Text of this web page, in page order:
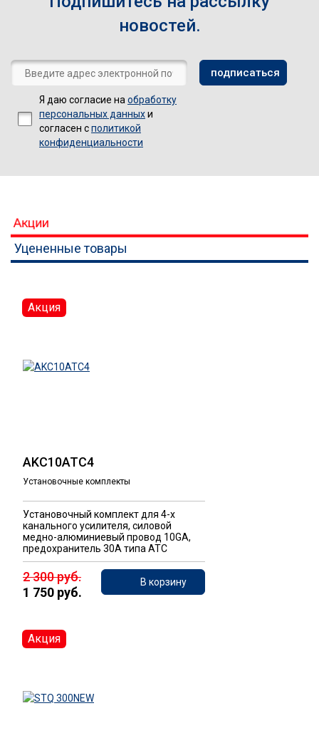
новостей.
Я даю согласие на обработку
персональных данныхи
согласен сполитикой
конфиденциальности
Акции
Уцененные товары
AKC10ATC4
Установочные комплекты
Установочный комплект для 4-х
канального усилителя, силовой
медно-алюминиевый провод 10GA,
предохранитель 30А типа ATC
2 300 руб.
1 750 руб.
В корзину
Акция
Акция